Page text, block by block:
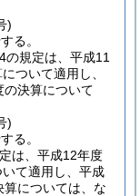
)
る。
の規定は、平成11
ついて適用し、
決算について
)
る。
は、平成12年度
て適用し、平成
については、な